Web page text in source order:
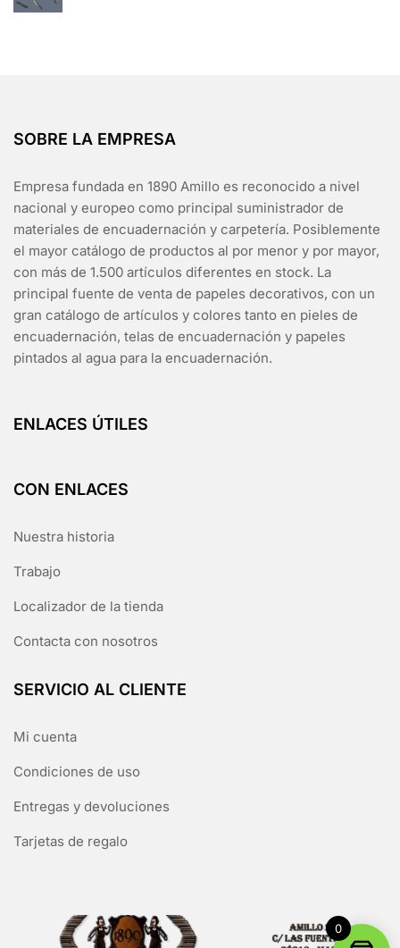
SOBRE LA EMPRESA
Empresa fundada en 1890 Amillo es reconocido a nivel
nacional y europeo como principal suministrador de
materiales de encuadernación y carpetería. Posiblemente
el mayor catálogo de productos al por menor y por mayor,
con más de 1.500 artículos diferentes en stock. La
principal fuente de venta de papeles decorativos, con un
gran catálogo de artículos y colores tanto en pieles de
encuadernación, telas de encuadernación y papeles
pintados al agua para la encuadernación.
ENLACES ÚTILES
CON ENLACES
Nuestra historia
Trabajo
Localizador de la tienda
Contacta con nosotros
SERVICIO AL CLIENTE
Mi cuenta
Condiciones de uso
Entregas y devoluciones
Tarjetas de regalo
0